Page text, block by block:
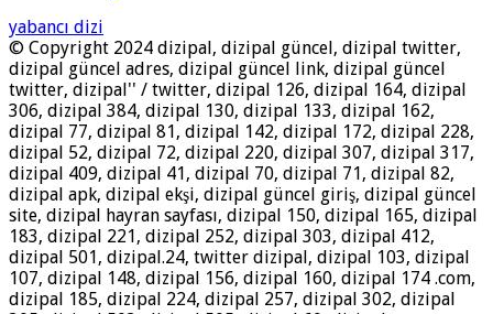
yabancı dizi
© Copyright 2024 dizipal, dizipal güncel, dizipal twitter,
dizipal güncel adres, dizipal güncel link, dizipal güncel
twitter, dizipal'' / twitter, dizipal 126, dizipal 164, dizipal
306, dizipal 384, dizipal 130, dizipal 133, dizipal 162,
dizipal 77, dizipal 81, dizipal 142, dizipal 172, dizipal 228,
dizipal 52, dizipal 72, dizipal 220, dizipal 307, dizipal 317,
dizipal 409, dizipal 41, dizipal 70, dizipal 71, dizipal 82,
dizipal apk, dizipal ekşi, dizipal güncel giriş, dizipal güncel
site, dizipal hayran sayfası, dizipal 150, dizipal 165, dizipal
183, dizipal 221, dizipal 252, dizipal 303, dizipal 412,
dizipal 501, dizipal.24, twitter dizipal, dizipal 103, dizipal
107, dizipal 148, dizipal 156, dizipal 160, dizipal 174 .com,
dizipal 185, dizipal 224, dizipal 257, dizipal 302, dizipal